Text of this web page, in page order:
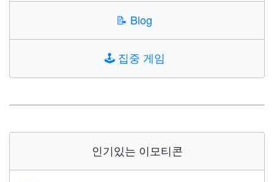
📝 Blog
🕹️ 집중 게임
인기있는 이모티콘